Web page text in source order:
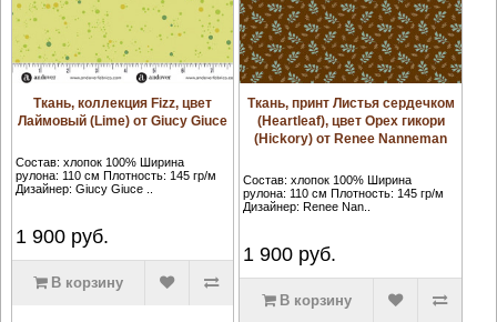
Ткань, коллекция Fizz, цвет
Лаймовый (Lime) от Giucy Giuce
Состав: хлопок 100% Ширина
рулона: 110 см Плотность: 145 гр/м
Дизайнер: Giucy Giuce ..
1 900руб.
В корзину
Ткань, принт Листья сердечком
(Heartleaf), цвет Орех гикори
(Hickory) от Renee Nanneman
Состав: хлопок 100% Ширина
рулона: 110 см Плотность: 145 гр/м
Дизайнер: Renee Nan..
1 900 руб.
В корзину